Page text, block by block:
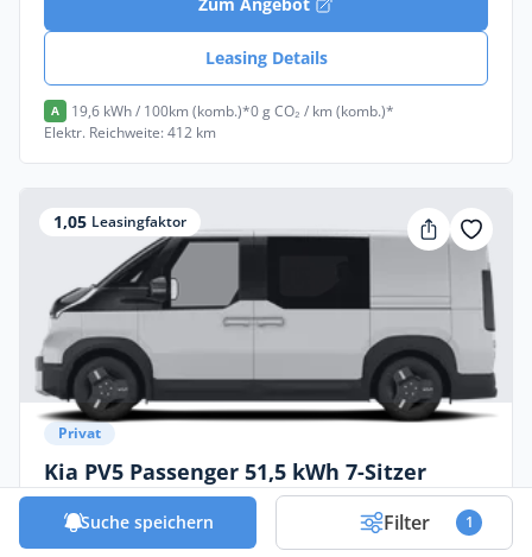
Suche speichern Filter 1
Zum Angebot
Leasing Details
A 19,6 kWh / 100km (komb.)*0 g CO₂ / km (komb.)*
Elektr. Reichweite: 412 km
1,05 Leasingfaktor
Privat
Kia PV5 Passenger 51,5 kWh 7-Sitzer
Essential
Elektro • Automatik •
122 PS (89 kW)